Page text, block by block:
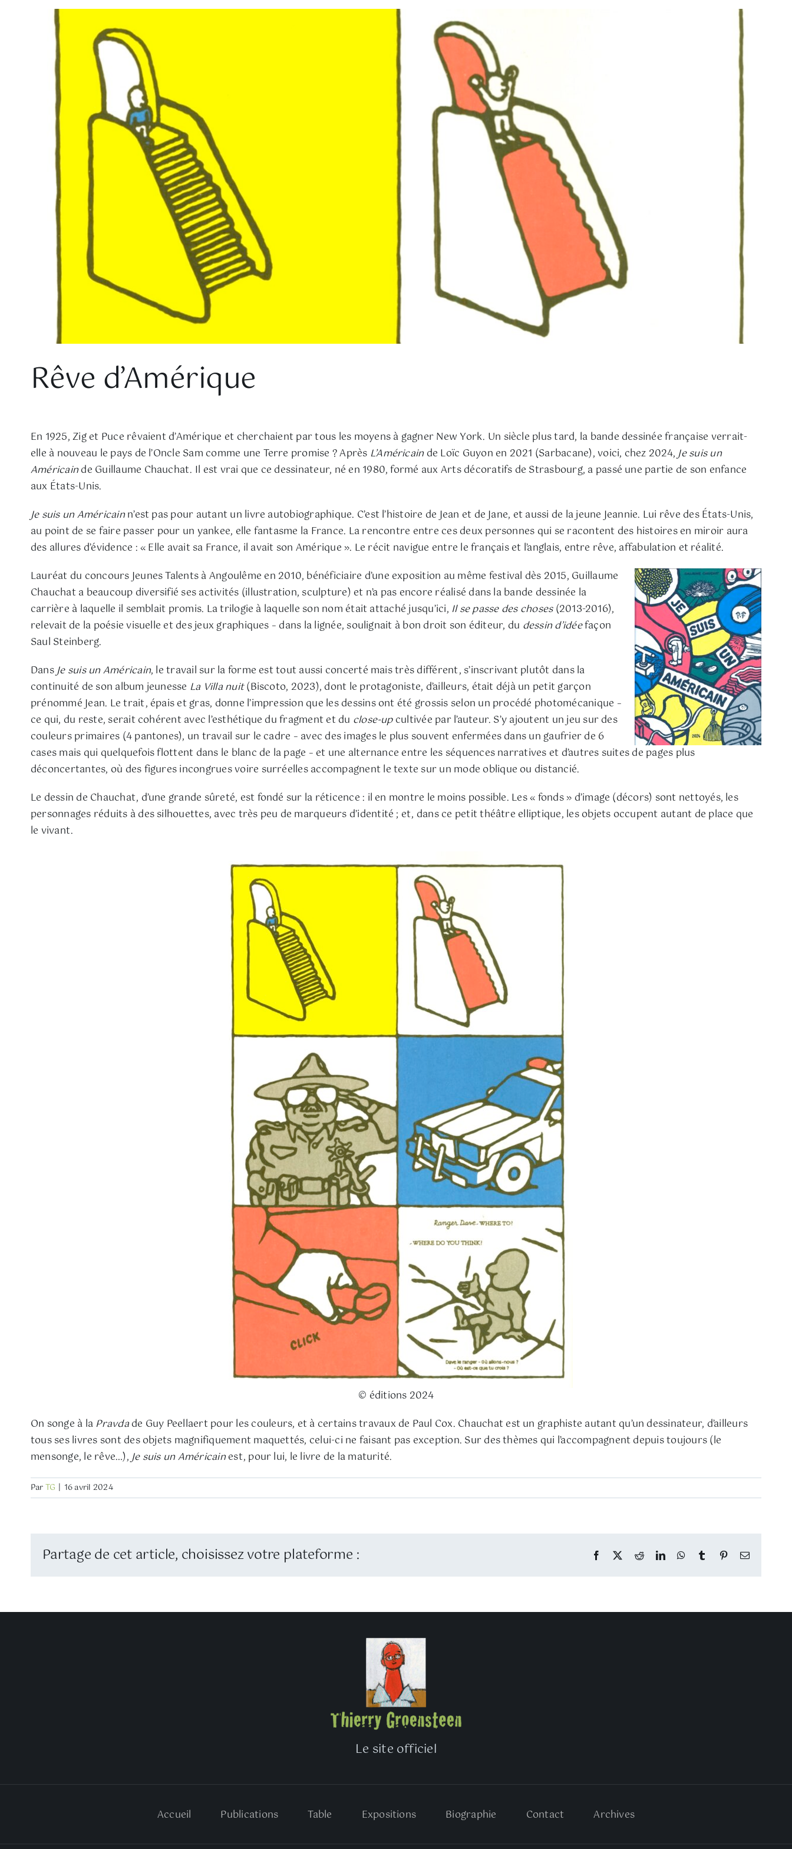
l'image
agrandie
Rêve d’Amérique
En 1925, Zig et Puce rêvaient d’Amérique et cherchaient par tous les moyens à gagner New York. Un siècle plus tard, la bande dessinée française verrait-
elle à nouveau le pays de l’Oncle Sam comme une Terre promise ? Après L’Américainde Loïc Guyon en 2021 (Sarbacane), voici, chez 2024,Je suis un
Américainde Guillaume Chauchat. Il est vrai que ce dessinateur, né en 1980, formé aux Arts décoratifs de Strasbourg, a passé une partie de son enfance
aux États-Unis.
Je suis un Américainn’est pas pour autant un livre autobiographique. C’est l’histoire de Jean et de Jane, et aussi de la jeune Jeannie. Lui rêve des États-Unis,
au point de se faire passer pour un yankee, elle fantasme la France. La rencontre entre ces deux personnes qui se racontent des histoires en miroir aura
des allures d’évidence : « Elle avait sa France, il avait son Amérique ». Le récit navigue entre le français et l’anglais, entre rêve, affabulation et réalité.
Lauréat du concours Jeunes Talents à Angoulême en 2010, bénéficiaire d’une exposition au même festival dès 2015, Guillaume
Chauchat a beaucoup diversifié ses activités (illustration, sculpture) et n’a pas encore réalisé dans la bande dessinée la
carrière à laquelle il semblait promis. La trilogie à laquelle son nom était attaché jusqu’ici, Il se passe des choses(2013-2016),
relevait de la poésie visuelle et des jeux graphiques – dans la lignée, soulignait à bon droit son éditeur, du dessin d’idéefaçon
Saul Steinberg.
DansJe suis un Américain, le travail sur la forme est tout aussi concerté mais très différent, s’inscrivant plutôt dans la
continuité de son album jeunesse La Villa nuit(Biscoto, 2023), dont le protagoniste, d’ailleurs, était déjà un petit garçon
prénommé Jean. Le trait, épais et gras, donne l’impression que les dessins ont été grossis selon un procédé photomécanique –
ce qui, du reste, serait cohérent avec l’esthétique du fragment et du close-upcultivée par l’auteur. S’y ajoutent un jeu sur des
couleurs primaires (4 pantones), un travail sur le cadre – avec des images le plus souvent enfermées dans un gaufrier de 6
cases mais qui quelquefois flottent dans le blanc de la page – et une alternance entre les séquences narratives et d’autres suites de pages plus
déconcertantes, où des figures incongrues voire surréelles accompagnent le texte sur un mode oblique ou distancié.
Le dessin de Chauchat, d’une grande sûreté, est fondé sur la réticence : il en montre le moins possible. Les « fonds » d’image (décors) sont nettoyés, les
personnages réduits à des silhouettes, avec très peu de marqueurs d’identité ; et, dans ce petit théâtre elliptique, les objets occupent autant de place que
le vivant.
© éditions 2024
On songe à laPravdade Guy Peellaert pour les couleurs, et à certains travaux de Paul Cox. Chauchat est un graphiste autant qu’un dessinateur, d’ailleurs
tous ses livres sont des objets magnifiquement maquettés, celui-ci ne faisant pas exception. Sur des thèmes qui l’accompagnent depuis toujours (le
mensonge, le rêve…),Je suis un Américainest, pour lui, le livre de la maturité.
ParTG | 16 avril 2024
Partage de cet article, choisissez votre plateforme : Facebook
TwitterRedditLinkedInWhatsApp
TumblrPinterestEmail
Le site officiel
Accueil Publications Table Expositions Biographie Contact Archives